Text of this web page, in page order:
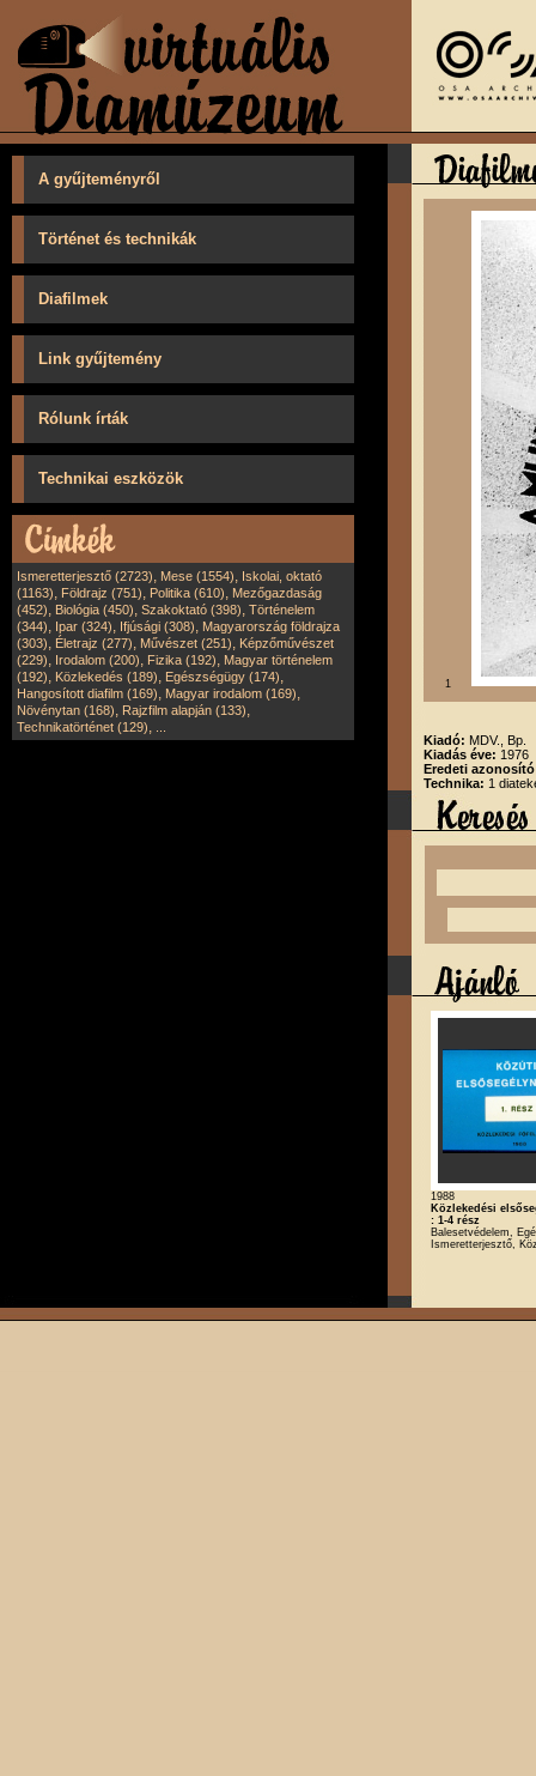
A gyűjteményről
Történet és technikák
Diafilmek
Link gyűjtemény
Rólunk írták
Technikai eszközök
Ismeretterjesztő (2723), Mese (1554), Iskolai, oktató
(1163), Földrajz (751), Politika (610), Mezőgazdaság
(452), Biológia (450), Szakoktató (398), Történelem
(344), Ipar (324), Ifjúsági (308), Magyarország földrajza
(303), Életrajz (277), Művészet (251), Képzőművészet
(229), Irodalom (200), Fizika (192), Magyar történelem
(192), Közlekedés (189), Egészségügy (174),
Hangosított diafilm (169), Magyar irodalom (169),
Növénytan (168), Rajzfilm alapján (133),
Technikatörténet (129),
1
Kiadó: MDV., Bp.
Kiadás éve: 1976
Eredeti
Technika: 1
1988
Közlekedési
: 1-4 rész
Balesetvédelem,
Ismeretterjesztő,